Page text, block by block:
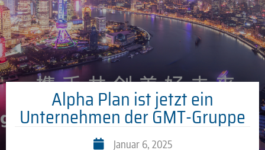
Alpha Plan ist jetzt ein
Unternehmen der GMT-Gruppe
Januar 6, 2025